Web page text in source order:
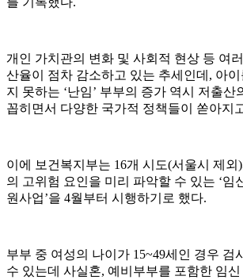
개인 가치관의 변화 및 사회적 현상 등 여
산율이 점차 감소하고 있는 추세인데, 아
지 못하는 ‘난임’ 부부의 증가 역시 저출산
꼽히면서 다양한 국가적 정책들이 쏟아지
이에 보건복지부는 16개 시도(서울시 제외
의 고위험 요인을 미리 파악할 수 있는 ‘임
원사업’을 4월부터 시행하기로 했다.
부부 중 여성의 나이가 15~49세인 경우 검
수 있는데 사실혼, 예비부부를 포함한 임